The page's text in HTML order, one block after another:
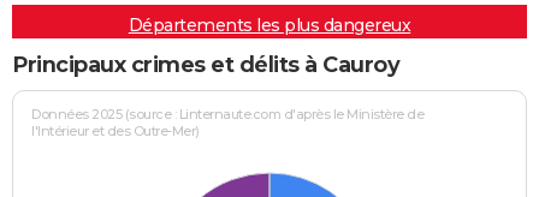
Départements les plus dangereux
Principaux crimes et délits à Cauroy
Données 2025 (source : Linternaute.com d'après le Ministère de
l'Intérieur et des Outre-Mer)